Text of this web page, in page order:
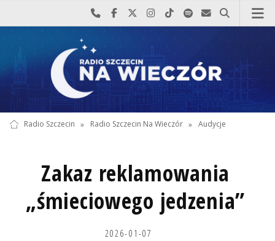
Najlepiej po prostu do nas zadzwoń
Odwiedź nas na Facebook-u
Odwiedź nas na X
Odwiedź nas na Instagram-ie
Odwiedź nas na TikTok-u
Szukaj nas na Spotify
Wyślij do nas
Szukaj
Radio Szczecin » Radio Szczecin Na Wieczór » Audycje
Zakaz reklamowania
„śmieciowego jedzenia”
2026-01-07